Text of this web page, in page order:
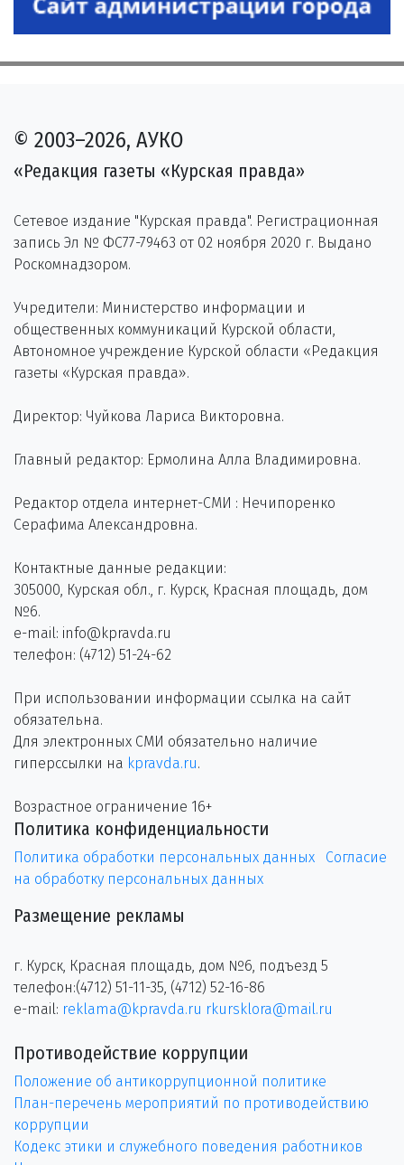
© 2003–2026, АУКО
«Редакция газеты «Курская правда»
Сетевое издание "Курская правда". Регистрационная
запись Эл № ФС77-79463 от 02 ноября 2020 г. Выдано
Роскомнадзором.
Учредители: Министерство информации и
общественных коммуникаций Курской области,
Автономное учреждение Курской области «Редакция
газеты «Курская правда».
Директор: Чуйкова Лариса Викторовна.
Главный редактор: Ермолина Алла Владимировна.
Редактор отдела интернет-СМИ : Нечипоренко
Серафима Александровна.
Контактные данные редакции:
305000, Курская обл., г. Курск, Красная площадь, дом
№6.
e-mail: info@kpravda.ru
телефон: (4712) 51-24-62
При использовании информации ссылка на сайт
обязательна.
Для электронных СМИ обязательно наличие
гиперссылки на kpravda.ru.
Возрастное ограничение 16+
Политика конфиденциальности
Политика обработки персональных данных
Согласие
на обработку персональных данных
Размещение рекламы
г. Курск, Красная площадь, дом №6, подъезд 5
телефон:(4712) 51-11-35, (4712) 52-16-86
e-mail: reklama@kpravda.ru rkursklora@mail.ru
Противодействие коррупции
Положение об антикоррупционной политике
План-перечень мероприятий по противодействию
коррупции
Кодекс этики и служебного поведения работников